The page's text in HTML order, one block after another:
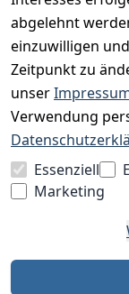
abgelehnt
einzuwilligen
Zeitpunkt zu
unser
Verwendung
Essenziell
Marketing
BESUCHE UNS
BEQUEM BEZAHLEN
WIR VERSENDEN